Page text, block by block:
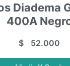
Diadema
400A
$ 52.000